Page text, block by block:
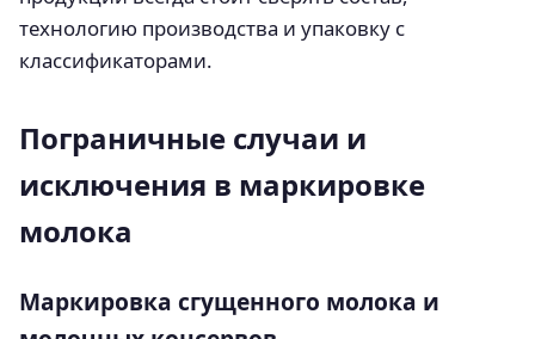
технологию производства и упаковку с
классификаторами.
Пограничные случаи и
исключения в маркировке
молока
Маркировка сгущенного молока и